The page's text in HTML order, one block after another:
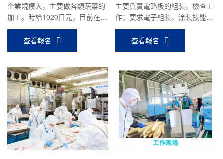
企業規模大，主要做各類蔬菜的
加工。時給1020日元，目前在職
人員平均到手工資：18萬日元左
查看報名
主要負責電路板的組裝，檢查工
作；要求電子組裝，涂裝技能實
習結束回國人員；平均到手工資
20萬日元以上。
查看報名